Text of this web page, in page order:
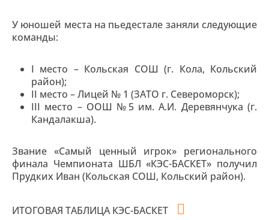
У юношей места на пьедестале заняли следующие
команды:
I место – Кольская СОШ (г. Кола, Кольский
район);
II место – Лицей № 1 (ЗАТО г. Североморск);
III место – ООШ №5 им. А.И. Деревянчука (г.
Кандалакша).
Звание «Самый ценный игрок» регионального
финала Чемпионата ШБЛ «КЭС-БАСКЕТ» получил
Прудких Иван (Кольская СОШ, Кольский район).
ИТОГОВАЯ ТАБЛИЦА КЭС-БАСКЕТ